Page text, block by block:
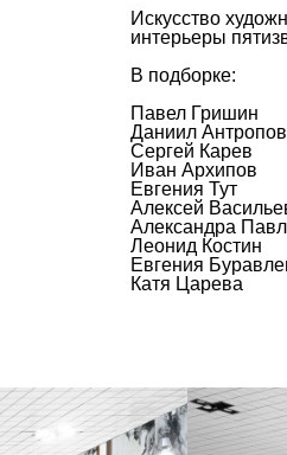
Искусство
интерьеры
В подборке:
Павел Гришин
Даниил Антропов
Сергей Карев
Иван Архипов
Евгения Тут
Алексей
Александра
Леонид Костин
Евгения
Катя Царева